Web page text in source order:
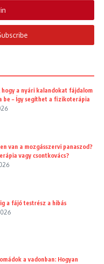
hogy a nyári kalandokat fájdalom
be – Így segíthet a fizikoterápia
van a mozgásszervi panaszod?
vagy csontkovács?
a fájó testrész a hibás
a vadonban: Hogyan